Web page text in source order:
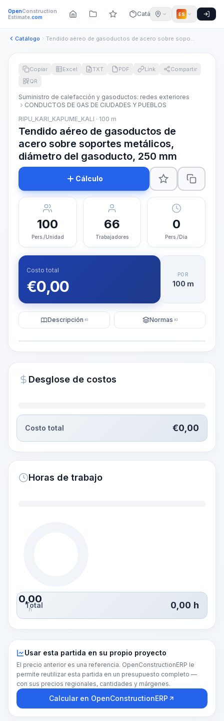
OpenConstruction
Estimate.com Catálogo ES
Catálogo Tendido aéreo de gasoductos de acero sobre soportes metálico...
~15-30 Sek.
Copiar Excel TXT PDF Link
Compartir
QR
Suministro de calefacción y gasoductos: redes exteriores
CONDUCTOS DE GAS DE CIUDADES Y PUEBLOS
RIPU_KARI_KAPUME_KALI · 100 m
Tendido aéreo de gasoductos de
acero sobre soportes metálicos,
diámetro del gasoducto, 250 mm
Cálculo
100
Pers./Unidad
66
Trabajadores
0
Pers./Día
Costo total
€0,00
POR
100 m
Descripción KI Normas KI
Desglose de costos
Costo total €0,00
Horas de trabajo
0,00
h
Total 0,00 h
Usar esta partida en su propio proyecto
El precio anterior es una referencia. OpenConstructionERP le
permite reutilizar esta partida en un presupuesto completo —
con sus precios regionales, cantidades y márgenes.
Calcular en OpenConstructionERP